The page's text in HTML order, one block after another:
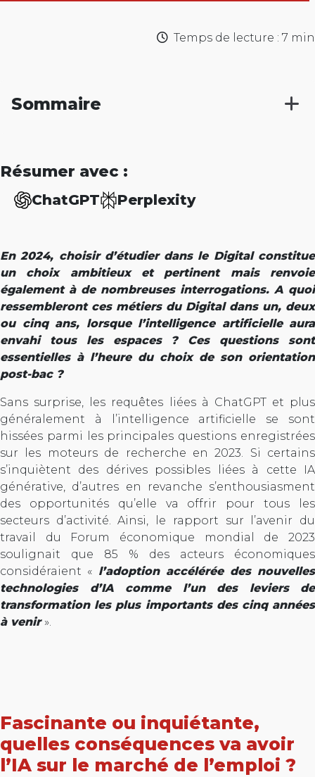
Temps de lecture : 7 min
Sommaire
Résumer avec :
ChatGPT Perplexity
En 2024, choisir d’étudier dans le Digital constitue
un choix ambitieux et pertinent mais renvoie
également à de nombreuses interrogations. A quoi
ressembleront ces métiers du Digital dans un, deux
ou cinq ans, lorsque l’intelligence artificielle aura
envahi tous les espaces ? Ces questions sont
essentielles à l’heure du choix de son orientation
post-bac ?
Sans surprise, les requêtes liées à ChatGPT et plus
généralement à l’intelligence artificielle se sont
hissées parmi les principales questions enregistrées
sur les moteurs de recherche en 2023. Si certains
s’inquiètent des dérives possibles liées à cette IA
générative, d’autres en revanche s’enthousiasment
des opportunités qu’elle va offrir pour tous les
secteurs d’activité. Ainsi, le rapport sur l’avenir du
travail du Forum économique mondial de 2023
soulignait que 85 % des acteurs économiques
considéraient « l’adoption accélérée des nouvelles
technologies d’IA comme l’un des leviers de
transformation les plus importants des cinq années
à venir ».
Fascinante ou inquiétante,
quelles conséquences va avoir
l’IA sur le marché de l’emploi ?